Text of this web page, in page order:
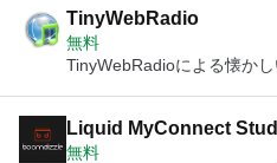
TinyWebRadio
無料
TinyWebRadioによる懐か
Liquid MyConnect
無料